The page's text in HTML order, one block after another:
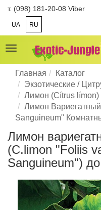
т. (098) 181-20-08 Viber
UA RU
Toggle
navigation
Главная
Каталог
Экзотические /
Лимон (Cítrus
Лимон
Sanguineum"
Лимон
(C.limon "Foliis
Sanguineum")